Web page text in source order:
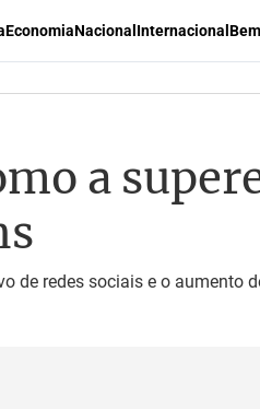
EconomiaNacional Internacional
a
de redes sociais e o